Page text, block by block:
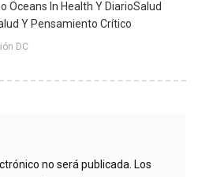
Oceans In Health Y DiarioSalud
Y Pensamiento Crítico
DC
no será publicada. Los